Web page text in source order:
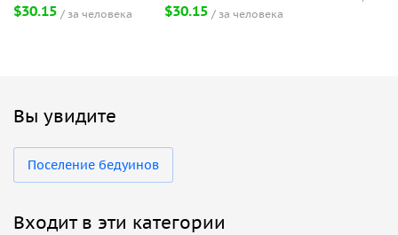
$30.15 за человека $30.15 за человека
Вы увидите
Поселение бедуинов
Входит в эти категории